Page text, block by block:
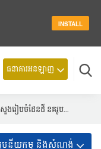
INSTALL
ងរៀបចំដែនដី នគរូប...
បនីយកម្ម និងសំណង់
ស្វែ
ធនាគារអនឡាញ